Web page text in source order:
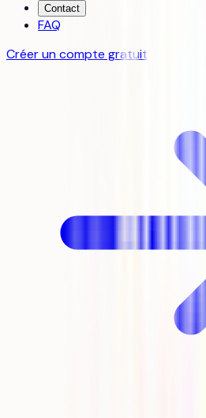
Contact
FAQ
Créer un compte gratuit